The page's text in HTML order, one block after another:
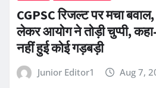
CGPSC रिजल्ट पर मचा
लेकर आयोग ने तोड़ी चुप्पी,
नहीं हुई कोई गड़बड़ी
Junior Editor1 Aug 7,